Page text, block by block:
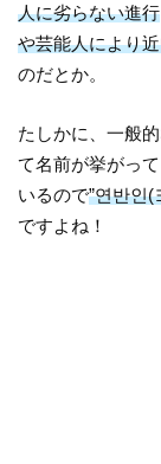
人に劣らない進行
や芸能人により
のだとか。
たしかに、一般
て名前が挙がって
いるので”연반인
ですよね！